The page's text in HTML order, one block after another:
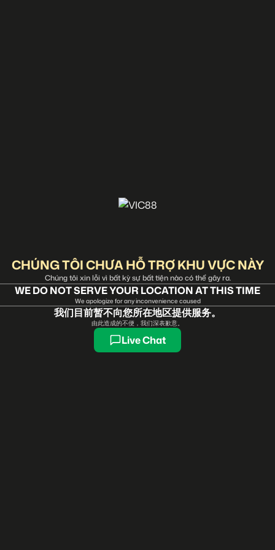
CHÚNG TÔI CHƯA HỖ TRỢ KHU VỰC NÀY
Chúng tôi xin lỗi vì bất kỳ sự bất tiện nào có thể gây ra.
WE DO NOT SERVE YOUR LOCATION AT THIS TIME
We apologize for any inconvenience caused
我们目前暂不向您所在地区提供服务。
由此造成的不便，我们深表歉意。
Live Chat